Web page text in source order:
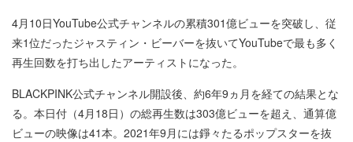
4月10日YouTube公式チャンネルの累積301億ビューを突破し、従
来1位だったジャスティン・ビーバーを抜いてYouTubeで最も多く
再生回数を打ち出したアーティストになった。
BLACKPINK公式チャンネル開設後、約6年9ヵ月を経ての結果とな
る。本日付（4月18日）の総再生数は303億ビューを超え、通算億
ビューの映像は41本。2021年9月には錚々たるポップスターを抜